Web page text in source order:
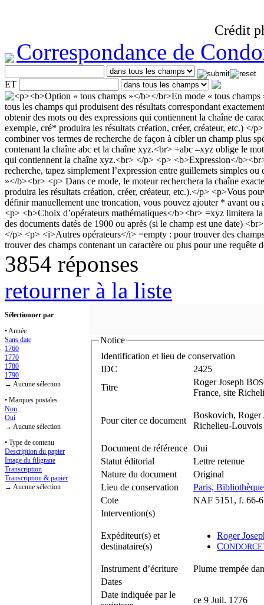
Crédit
Correspondance de
ET
3854 réponses
retourner à la liste
Sélectionner par
• Année
Sans date
1760
1770
1780
1790
→ Aucune sélection
• Marques postales
Non
Oui
→ Aucune sélection
• Type de contenu
Description du papier
Image du filigrane
Transcription
Transcription & papier
→ Aucune sélection
Notice
Identification et lieu de conservation
IDC
2425
Titre
Roger Joseph B
France, site
Pour citer ce document
Boskovich, Roger
Richelieu-
Document de référence Oui
Statut éditorial
Lettre retenue
Nature du document
Original
Lieu de conservation
Paris,
Cote
NAF 5151, f. 66-
Intervention(s)
Expéditeur(s) et
destinataire(s)
Roger
C
Instrument d’écriture
Plume trempée
Dates
Date indiquée par le
ce 9 Juil. 1776